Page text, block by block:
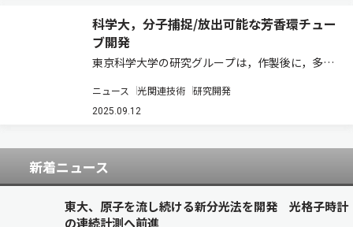
科学大，分子捕捉/放出可能な芳香環チュー
ブ開発
東京科学大学の研究グループは，作製後に，多段
の開発とその空間機能の開拓に成功した（ニュー
スリリース）。 リングやチューブなどの環状構造
ニュース 光関連技術 研究開発
2025.09.12
新着ニュース
東大、原子を流し続ける新分光法を開発 光格子時計
の連続計測へ前進